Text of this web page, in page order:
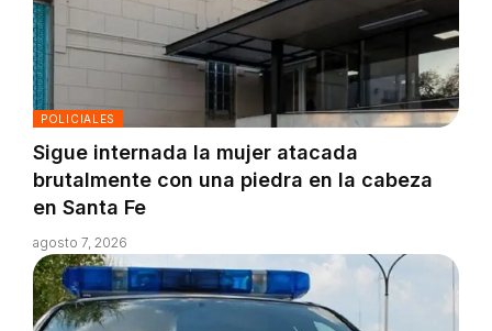
POLICIALES
Sigue internada la mujer atacada
brutalmente con una piedra en la cabeza
en Santa Fe
agosto 7, 2026